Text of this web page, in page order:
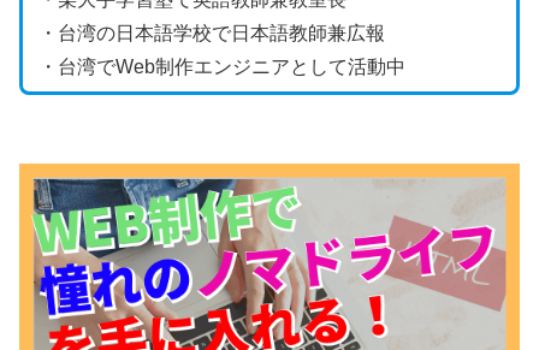
・台湾の日本語学校で日本語教師兼広報
・台湾でWeb制作エンジニアとして活動中